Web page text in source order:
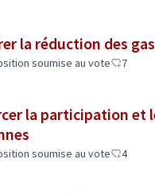
la réduction des
soumise au vote 7
la participation et
soumise au vote 4